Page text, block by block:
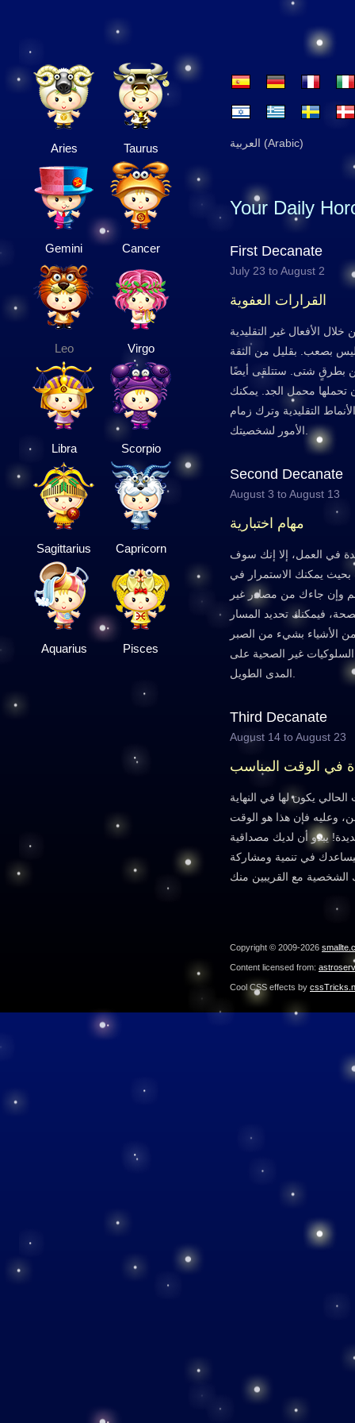
Aries Taurus
Gemini Cancer
Leo Virgo
Libra Scorpio
Sagittarius Capricorn
Aquarius Pisces
العربية (Arabic)
Your Daily
First Decanate
July 23 to August 2
القرارات العفوية
الأفعال غير التقليدية
بصعب. بقليل من الثقة
بطرقٍ شتى. ستتلقى أيضًا
تحملها محمل الجد. يمكنك
التقليدية وترك زمام
Second Decanate
August 3 to August 13
مهام اختبارية
في العمل، إلا إنك سوف
يمكنك الاستمرار في
وإن جاءك من مصادر غير
فيمكنك تحديد المسار
من الأشياء بشيء من الصبر
غير الصحية على
Third Decanate
August 14 to August 23
في الوقت المناسب
يكون لها في النهاية
وعليه فإن هذا هو الوقت
يبدو أن لديك مصداقية
في تنمية ومشاركة
Copyright © 2009-2026
Content licensed from:
Cool CSS effects by